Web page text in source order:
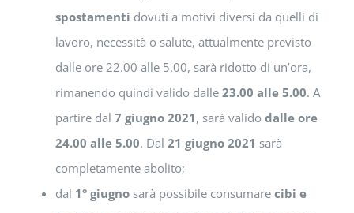
spostamenti dovuti a motivi diversi da quelli di
lavoro, necessità o salute, attualmente previsto
dalle ore 22.00 alle 5.00, sarà ridotto di un’ora,
rimanendo quindi valido dalle 23.00 alle 5.00. A
partire dal 7 giugno 2021, sarà valido dalle ore
24.00 alle 5.00. Dal 21 giugno 2021 sarà
completamente abolito;
dal 1° giugno sarà possibile consumare cibi e